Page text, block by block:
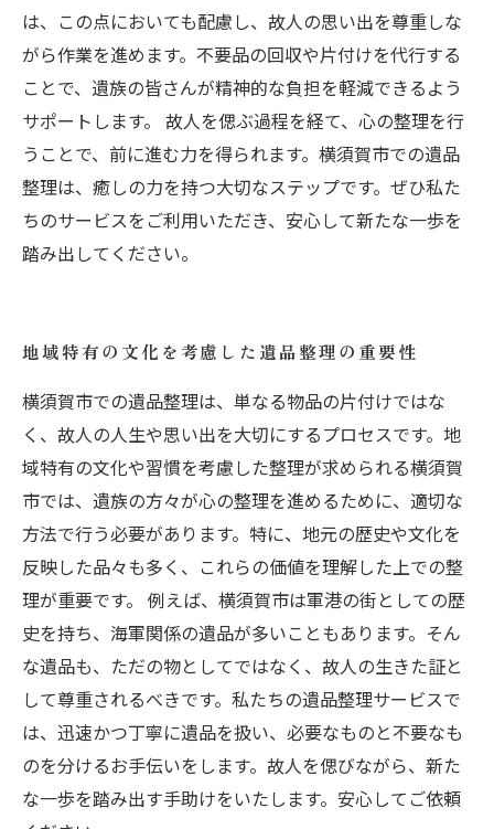
は、この点においても配慮し、故人の思い出を尊重しな
がら作業を進めます。不要品の回収や片付けを代行する
ことで、遺族の皆さんが精神的な負担を軽減できるよう
サポートします。 故人を偲ぶ過程を経て、心の整理を行
うことで、前に進む力を得られます。横須賀市での遺品
整理は、癒しの力を持つ大切なステップです。ぜひ私た
ちのサービスをご利用いただき、安心して新たな一歩を
踏み出してください。
地域特有の文化を考慮した遺品整理の重要性
横須賀市での遺品整理は、単なる物品の片付けではな
く、故人の人生や思い出を大切にするプロセスです。地
域特有の文化や習慣を考慮した整理が求められる横須賀
市では、遺族の方々が心の整理を進めるために、適切な
方法で行う必要があります。特に、地元の歴史や文化を
反映した品々も多く、これらの価値を理解した上での整
理が重要です。 例えば、横須賀市は軍港の街としての歴
史を持ち、海軍関係の遺品が多いこともあります。そん
な遺品も、ただの物としてではなく、故人の生きた証と
して尊重されるべきです。私たちの遺品整理サービスで
は、迅速かつ丁寧に遺品を扱い、必要なものと不要なも
のを分けるお手伝いをします。故人を偲びながら、新た
な一歩を踏み出す手助けをいたします。安心してご依頼